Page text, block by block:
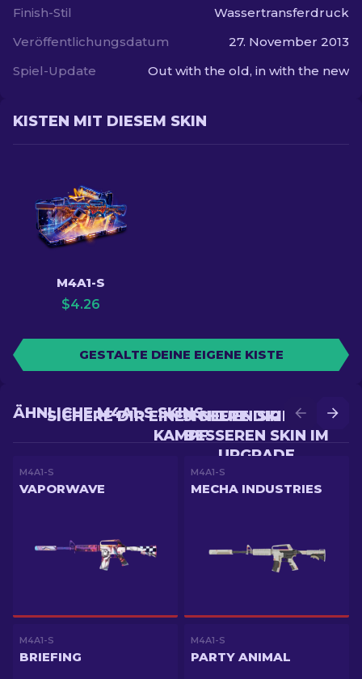
Finish-Stil
Wassertransferdruck
Veröffentlichungsdatum
27. November 2013
Spiel-Update
Out with the old, in with the new
KISTEN MIT DIESEM SKIN
M4A1-S
$4.26
GESTALTE DEINE EIGENE KISTE
SICHERE DIR EINEN
BESSEREN SKIN IM
UPGRADE
SICHERE DIR EINEN NEUEN SKIN IM
KAMPF
ÄHNLICHE M4A1-S SKINS
M4A1-S
VAPORWAVE
M4A1-S
MECHA INDUSTRIES
M4A1-S
BRIEFING
M4A1-S
PARTY ANIMAL